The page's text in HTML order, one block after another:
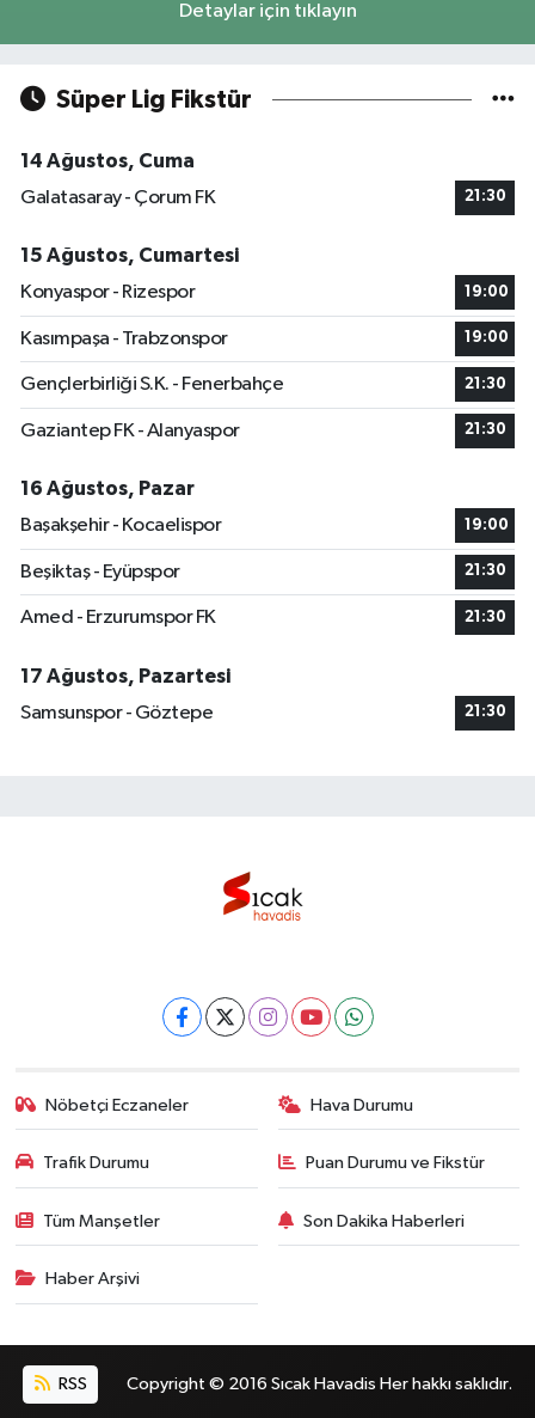
Detaylar için tıklayın
Süper Lig Fikstür
14 Ağustos, Cuma
Galatasaray - Çorum FK
21:30
15 Ağustos, Cumartesi
Konyaspor - Rizespor
19:00
Kasımpaşa - Trabzonspor 19:00
Gençlerbirliği S.K. - Fenerbahçe 21:30
Gaziantep FK - Alanyaspor 21:30
16 Ağustos, Pazar
Başakşehir - Kocaelispor
19:00
Beşiktaş - Eyüpspor 21:30
Amed - Erzurumspor FK 21:30
17 Ağustos, Pazartesi
Samsunspor - Göztepe
21:30
Nöbetçi Eczaneler Hava Durumu
Trafik Durumu Puan Durumu ve Fikstür
Tüm Manşetler Son Dakika Haberleri
Haber Arşivi
RSS Copyright © 2016 Sıcak Havadis Her hakkı saklıdır.